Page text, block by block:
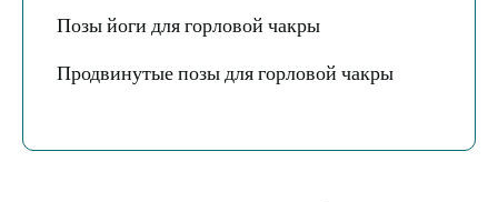
Позы йоги для горловой чакры
Продвинутые позы для горловой чакры